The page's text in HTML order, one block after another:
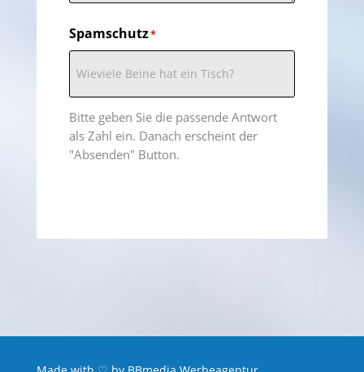
Spamschutz*
Bitte geben Sie die passende Antwort
als Zahl ein. Danach erscheint der
"Absenden" Button.